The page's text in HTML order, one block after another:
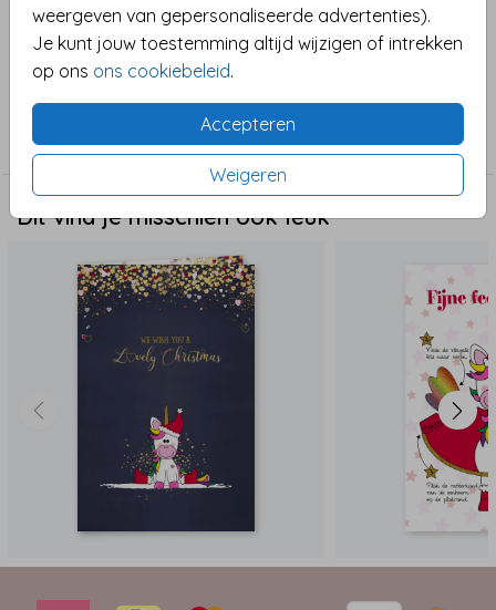
weergeven van gepersonaliseerde advertenties).
Je kunt jouw toestemming altijd wijzigen of intrekken
op ons ons cookiebeleid.
Accepteren
Weigeren
glitters)
Toon meer
Collectie
Kerst
Dit vind je misschien ook leuk